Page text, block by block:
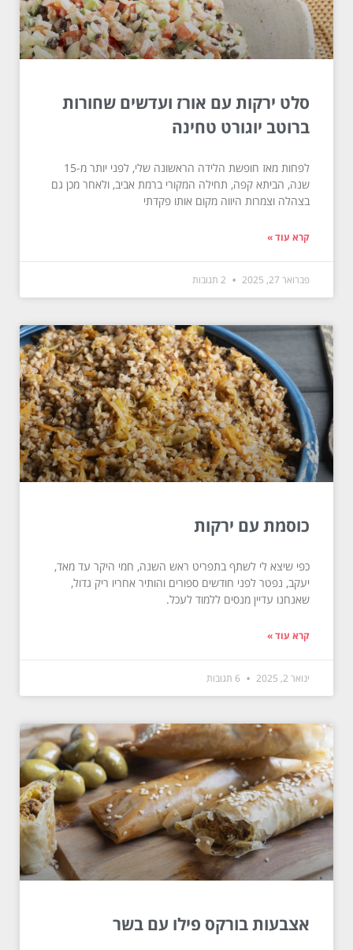
סלט ירקות עם אורז ועדשים שחורות
ברוטב יוגורט טחינה
לפחות מאז חופשת הלידה הראשונה שלי, לפני יותר מ-15
שנה, הביתא קפה, תחילה המקורי ברמת אביב, ולאחר מכן גם
בצהלה וצמרות היווה מקום אותו פקדתי
קרא עוד »
פברואר 27, 2025
כוסמת עם ירקות
כפי שיצא לי לשתף בתפריט ראש השנה, חמי היקר עד מאד,
יעקב, נפטר לפני חודשים ספורים והותיר אחריו ריק גדול,
שאנחנו עדיין מנסים ללמוד לעכל.
קרא עוד »
ינואר 2, 2025
אצבעות בורקס פילו עם בשר